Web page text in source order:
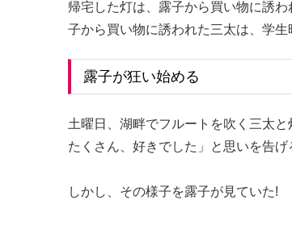
帰宅した灯は、露子から買い物に誘
子から買い物に誘われた三太は、学生
露子が狂い始める
土曜日、湖畔でフルートを吹く三太
たくさん、好きでした」と思いを告
しかし、その様子を露子が見ていた!